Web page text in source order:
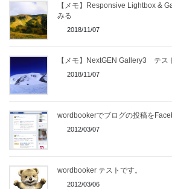
【メモ】Responsive Lightbox &
みる
2018/11/07
【メモ】NextGEN Gallery3 テス
2018/11/07
wordbookerでブログの投稿を
2012/03/07
wordbooker テストです。
2012/03/06